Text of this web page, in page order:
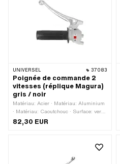
UNIVERSEL 37083
Poignée de commande 2
vitesses (réplique Magura)
gris / noir
Matériau: Acier · Matériau: Aluminium
· Matériau: Caoutchouc · Surface: verni
· Matériau du levier: Acier · Matériau
du boîtier: Aluminium · Couleur: argent
de vitesses: 2 pcs · Longueur totale:
140 mm · Ø intérieur: 22.5 mm · Puch
numéro OEM: 320.3.32.004.0 ·
82,30 EUR